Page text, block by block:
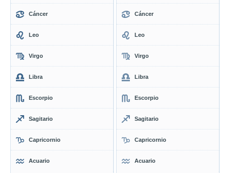
Cáncer
Leo
Virgo
Libra
Escorpio
Sagitario
Capricornio
Acuario
Cáncer
Leo
Virgo
Libra
Escorpio
Sagitario
Capricornio
Acuario